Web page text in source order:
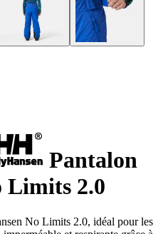
Pantalon
Limits 2.0
No Limits 2.0, idéal pour les